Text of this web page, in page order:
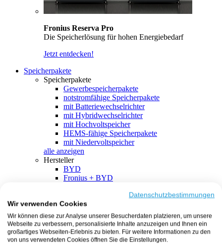
Fronius Reserva Pro
Die Speicherlösung für hohen Energiebedarf
Jetzt entdecken!
Speicherpakete
Speicherpakete
Gewerbespeicherpakete
notstromfähige Speicherpakete
mit Batteriewechselrichter
mit Hybridwechselrichter
mit Hochvoltspeicher
HEMS-fähige Speicherpakete
mit Niedervoltspeicher
alle anzeigen
Hersteller
BYD
Fronius + BYD
SMA + BYD
EcoFlow
EcoFlow + EcoFlow
FENECON
FENECON + FENECON
Datenschutzbestimmungen
Wir verwenden Cookies
Wir können diese zur Analyse unserer Besucherdaten platzieren, um unsere
Webseite zu verbessern, personalisierte Inhalte anzuzeigen und Ihnen ein
großartiges Webseiten-Erlebnis zu bieten. Für weitere Informationen zu den
von uns verwendeten Cookies öffnen Sie die Einstellungen.